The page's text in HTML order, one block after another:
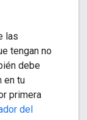
las
tengan no
debe
en tu
primera
del